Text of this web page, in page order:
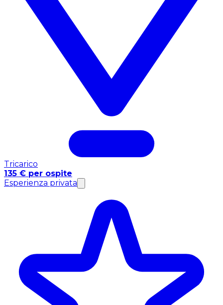
Tricarico
135 € per ospite
Esperienza privata